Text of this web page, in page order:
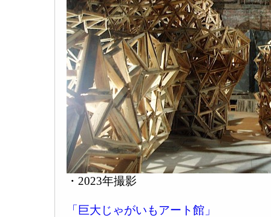
・2023年撮影
「巨大じゃがいもアート館」